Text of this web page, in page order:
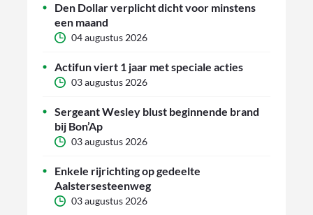
Den Dollar verplicht dicht voor minstens
een maand
04 augustus 2026
Actifun viert 1 jaar met speciale acties
03 augustus 2026
Sergeant Wesley blust beginnende brand
bij Bon’Ap
03 augustus 2026
Enkele rijrichting op gedeelte
Aalstersesteenweg
03 augustus 2026